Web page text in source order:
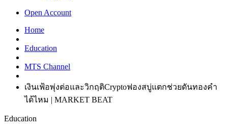
Open Account
Home
Education
MTS Channel
เงินเฟ้อพุ่งต่อและวิกฤติCryptoฟองสบู่แตกช่วยดันทองคำ
ได้ไหม | MARKET BEAT
Education